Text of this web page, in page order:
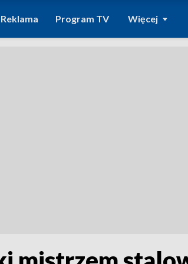
Reklama Program TV Więcej